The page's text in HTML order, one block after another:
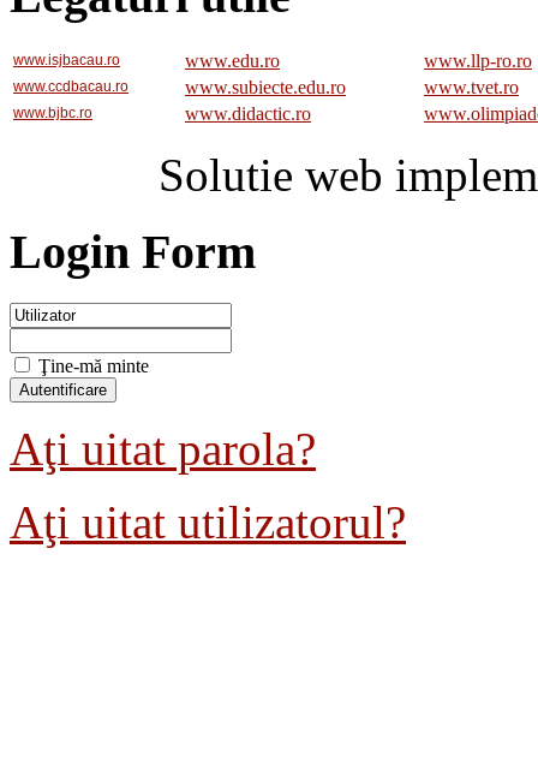
www.isjbacau.ro www.edu.ro www.llp-ro.ro
www.ccdbacau.ro www.subiecte.edu.ro www.tvet.ro
www.bjbc.ro www.didactic.ro
Solutie web
Login Form
Ţine-mă minte
Aţi uitat parola?
Aţi uitat utilizatorul?